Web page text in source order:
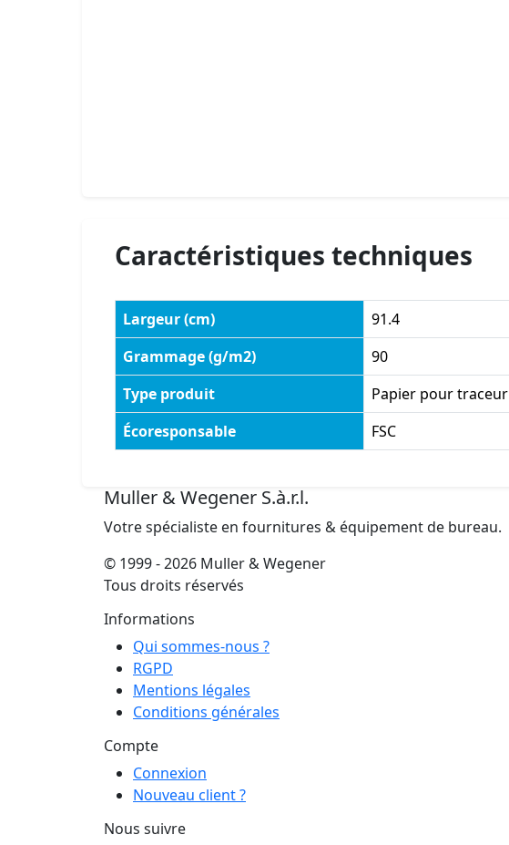
Caractéristiques techniques
Largeur (cm) 91.4
Grammage (g/m2)
90
Type produit
Papier pour traceur
Écoresponsable
FSC
Muller & Wegener S.à.r.l.
Votre spécialiste en fournitures & équipement de bureau.
© 1999 - 2026 Muller & Wegener
Tous droits réservés
Informations
Qui sommes-nous ?
RGPD
Mentions légales
Conditions générales
Compte
Connexion
Nouveau client ?
Nous suivre